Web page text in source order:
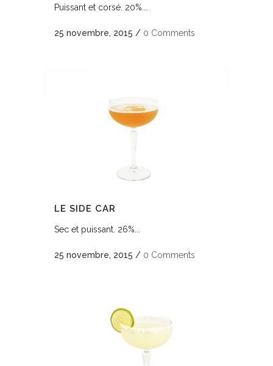
Puissant et corsé. 20%...
25 novembre, 2015 / 0 Comments
LE SIDE CAR
Sec et puissant. 26%...
25 novembre, 2015 / 0 Comments